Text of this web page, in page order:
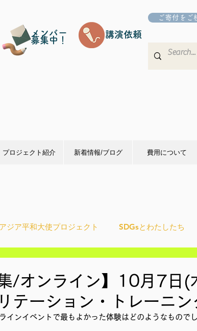
メンバー
募集中！
講演依頼
ご寄付をご
プロジェクト紹介 新着情報/ブログ 費用について
ジア平和大使プロジェクト SDGsとわたしたち
YouthCan CHANGE 社会を変えるムーブメ
集/オンライン】10月7日(
テーション・トレーニン
インイベントで最もよかった体験はどのようなもので